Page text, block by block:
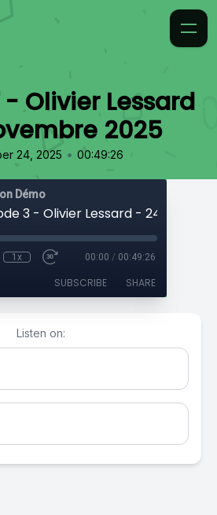
- Olivier Lessard
2025
24, 2025 • 00:49:26
Démo
1x 00:00 / 00:49:26
SUBSCRIBE SHARE
Listen on: